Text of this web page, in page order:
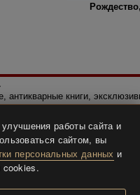
антикварные книги,
работы сайта и
сайтом, вы
персональных данных и
cookies.